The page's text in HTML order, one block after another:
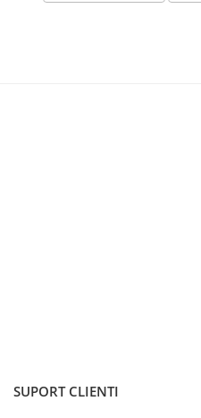
SUPORT CLIENTI